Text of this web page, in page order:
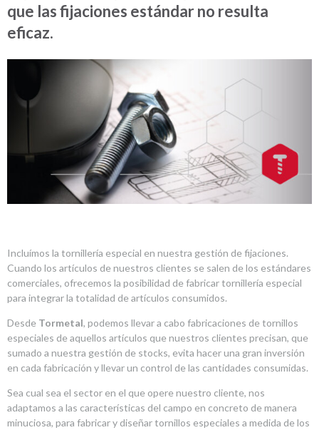
que las fijaciones estándar no resulta
eficaz.
Incluímos la tornillería especial en nuestra gestión de fijaciones.
Cuando los artículos de nuestros clientes se salen de los estándares
comerciales, ofrecemos la posibilidad de fabricar tornillería especial
para integrar la totalidad de artículos consumidos.
Desde Tormetal, podemos llevar a cabo fabricaciones de tornillos
especiales de aquellos artículos que nuestros clientes precisan, que
sumado a nuestra gestión de stocks, evita hacer una gran inversión
en cada fabricación y llevar un control de las cantidades consumidas.
Sea cual sea el sector en el que opere nuestro cliente, nos
adaptamos a las características del campo en concreto de manera
minuciosa, para fabricar y diseñar tornillos especiales a medida de los